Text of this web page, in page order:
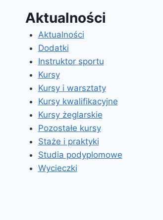
Aktualności
Aktualności
Dodatki
Instruktor sportu
Kursy
Kursy i warsztaty
Kursy kwalifikacyjne
Kursy żeglarskie
Pozostałe kursy
Staże i praktyki
Studia podyplomowe
Wycieczki